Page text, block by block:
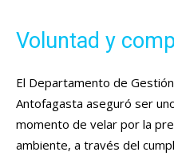
Voluntad y
El Departamento de
Antofagasta aseguró ser
momento de velar por la
ambiente, a través del